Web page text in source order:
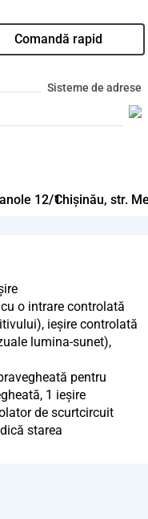
Comandă rapid
Sisteme de adrese
Chișinău, str.
o intrare controlată
ieșire controlată
lumina-sunet),
pentru
1 ieșire
de scurtcircuit
starea